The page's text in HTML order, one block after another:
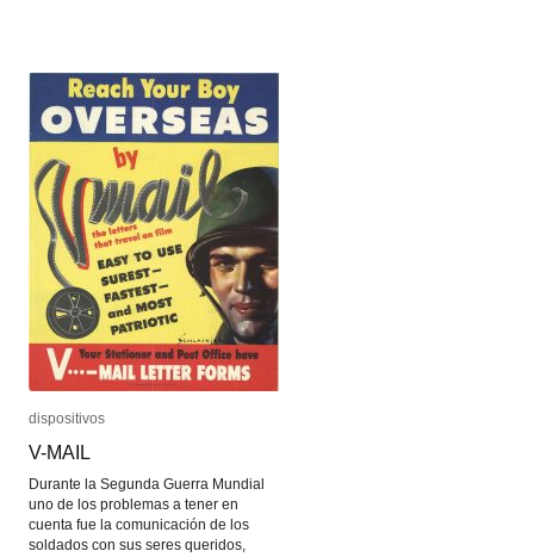
dispositivos
V-MAIL
Durante la Segunda Guerra Mundial
uno de los problemas a tener en
cuenta fue la comunicación de los
soldados con sus seres queridos,
dispositivos
V-MAIL